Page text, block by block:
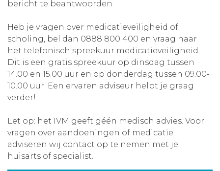
Inloggen
Toegang leeromgeving
bericht te beantwoorden.
Heb je vragen over medicatieveiligheid of
scholing, bel dan 0888 800 400 en vraag naar
het telefonisch spreekuur medicatieveiligheid.
Dit is een gratis spreekuur op dinsdag tussen
14.00 en 15.00 uur en op donderdag tussen 09.00-
10.00 uur. Een ervaren adviseur helpt je graag
verder!
Let op: het IVM geeft géén medisch advies. Voor
vragen over aandoeningen of medicatie
adviseren wij contact op te nemen met je
huisarts of specialist.